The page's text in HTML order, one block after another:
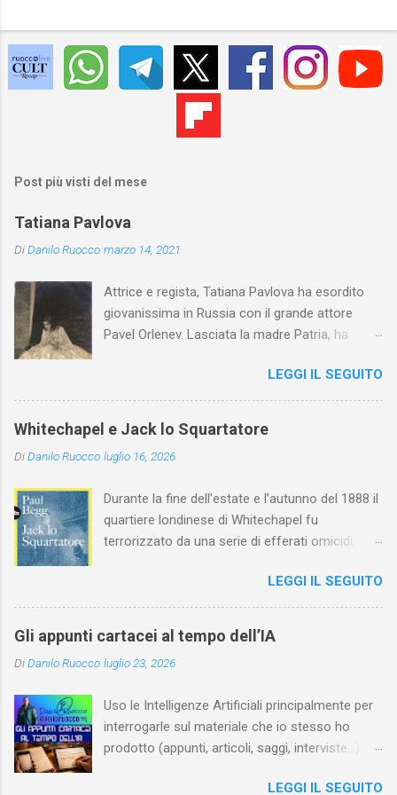
Post più visti del mese
Tatiana Pavlova
DiDanilo Ruocco marzo 14, 2021
Attrice e regista, Tatiana Pavlova ha esordito
giovanissima in Russia con il grande attore
Pavel Orlenev. Lasciata la madre Patria, ha
l'arte della Pavlova ha raggiunto la piena
maturità ed è stata in grado di rinnovare
profondamente l'attardato mondo teatrale
LEGGI IL SEGUITO
Whitechapel e Jack lo Squartatore
DiDanilo Ruocco luglio 16, 2026
Durante la fine dell’estate e l’autunno del 1888 il
quartiere londinese di Whitechapel fu
terrorizzato da una serie di efferati omicidi,
assassino ribattezzato Jack lo Squartatore la
cui identità, tutt’oggi, resta ignota. Paul Begg in
Jack lo Squartatore: la vera storia , edito da
Utet, ricostruisce non solo i cinque omicidi
“canonicamente” addebitati a Jack lo
capitoli, soprattutto) a ricostruire la storia di
Whitechapel e del East End e a ricapitolare le
lotte intestine al Ministero dell’Interno. Ne esce
LEGGI IL SEGUITO
Gli appunti cartacei al tempo dell’IA
DiDanilo Ruocco luglio 23, 2026
Uso le Intelligenze Artificiali principalmente per
interrogarle sul materiale che io stesso ho
prodotto (appunti, articoli, saggi, interviste…).
al mio lavoro, per esempio evidenziando
LEGGI IL SEGUITO